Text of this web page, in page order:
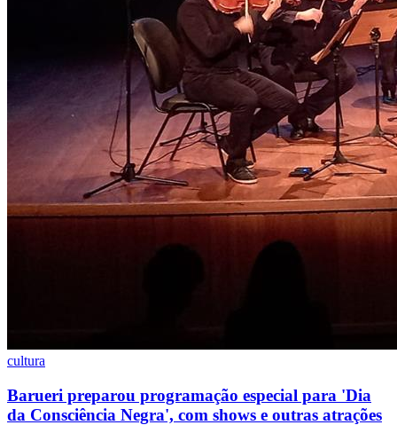
cultura
Barueri preparou programação especial para 'Dia
da Consciência Negra', com shows e outras atrações